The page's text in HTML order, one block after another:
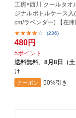
工房×西川 クールタオ
ジナルボトルケース
cm/ラベンダー) 【在庫
(236)
480円
5ポイント
送料無料、 8月8日（土
け
クーポン 50%引き